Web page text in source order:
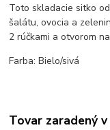
Toto skladacie sitko
šalátu, ovocia a
2 rúčkami a otvorom
Farba: Bielo/sivá
Tovar zaradený